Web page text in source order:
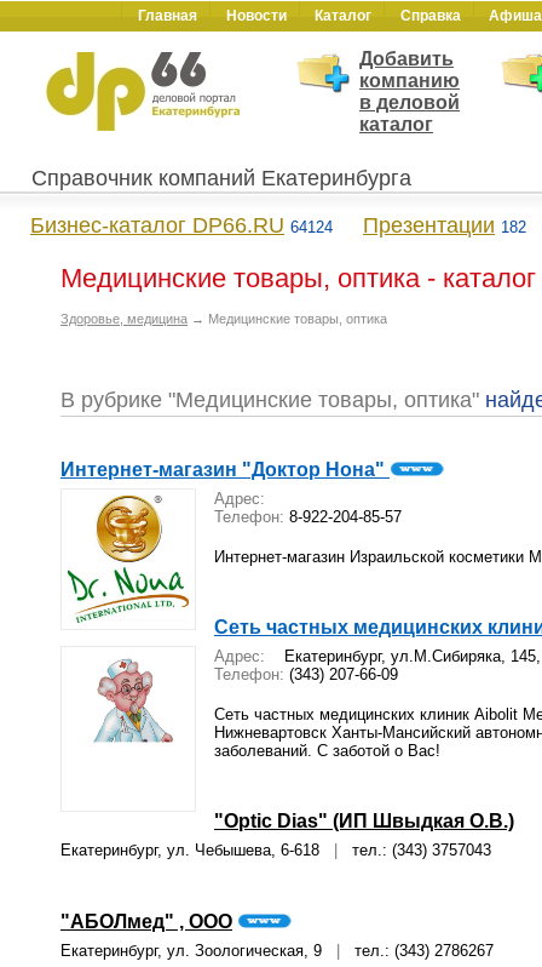
Главная Новости Каталог Справка Афиша
Добавить
компанию
в деловой
каталог
Справочник компаний Екатеринбурга
Бизнес-каталог DP66.RU 64124 Презентации 182
Медицинские товары, оптика -
Здоровье, медицина → Медицинские товары, оптика
В рубрике "Медицинские товары, оптика"
Интернет-магазин "Доктор Нона"
Адрес:
Телефон: 8-922-204-85-57
Интернет-магазин Израильской косметики
Сеть частных медицинских
Адрес:
Екатеринбург, ул.М.Сибиряка,
Телефон: (343) 207-66-09
Сеть частных медицинских клиник Aibolit
Нижневартовск Ханты-Мансийский
заболеваний. С заботой о Вас!
"Optic Dias" (ИП Швыдкая О.В.)
Екатеринбург, ул. Чебышева, 6-618 тел.: (343) 3757043
"АБОЛмед" , ООО
Екатеринбург, ул. Зоологическая, 9 тел.: (343) 2786267